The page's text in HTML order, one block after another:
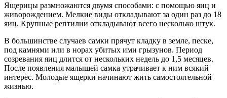
Ящерицы размножаются двумя способами: с помощью яиц и
живорождением. Мелкие виды откладывают за один раз до 18
яиц. Крупные рептилии откладывают всего несколько штук.
В большинстве случаев самки прячут кладку в земле, песке,
под камнями или в норах убитых ими грызунов. Период
созревания яиц длится от нескольких недель до 1,5 месяцев.
После появления малышей самка утрачивает к ним всякий
интерес. Молодые ящерки начинают жить самостоятельной
жизнью.